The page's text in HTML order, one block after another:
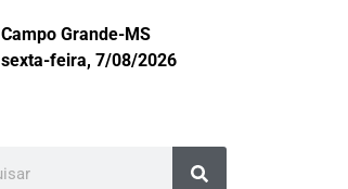
Campo Grande-MS
sexta-feira, 7/08/2026